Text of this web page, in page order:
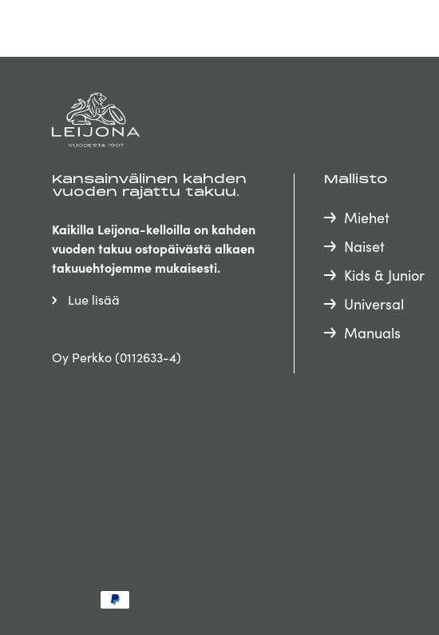
Kansainvälinen kahden
vuoden rajattu takuu.
Kaikilla Leijona-kelloilla on kahden
vuoden takuu ostopäivästä alkaen
takuuehtojemme mukaisesti.
Lue lisää
Oy Perkko (0112633-4)
Mallisto
Miehet
Naiset
Kids & Junior
Universal
Manuals
Maksutavat